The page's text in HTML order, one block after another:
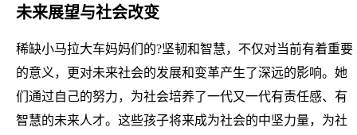
未来展望与社会改变
稀缺小马拉大车妈妈们的?坚韧和智慧，不仅对当前有着重要
的意义，更对未来社会的发展和变革产生了深远的影响。她
们通过自己的努力，为社会培养了一代又一代有责任感、有
智慧的未来人才。这些孩子将来成为社会的中坚力量，为社